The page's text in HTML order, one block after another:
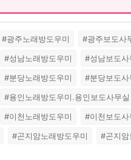
#광주노래방도우미 #광주보도사
#성남노래방도우미 #성남보도사
#분당노래방도우미 #분당보도사
#용인노래방도우미.용인보도사무실
#이천노래방도우미 #이천보도사
#곤지암노래방도우미 #곤지암